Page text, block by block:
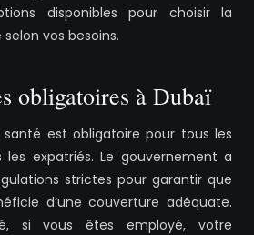
disponibles pour choisir la
vos besoins.
obligatoires à Dubaï
santé est obligatoire pour tous les
les expatriés. Le gouvernement a
strictes pour garantir que
d’une couverture adéquate.
si vous êtes employé, votre